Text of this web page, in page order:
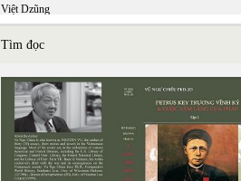
Việt Dzũng
Việt Khang
VIỆT MINH
Việt Phương
VIỆT TRÚC
VIETNAM FILM CLUB
VIETNAM FILM CLUB, CHU LYNH, THỤY
VIETNAM.NET
VĨNH HẢO
VĨNH THÔNG
Tìm đọc